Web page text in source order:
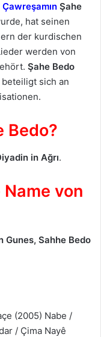
Çawreşamın Şahe
hat seinen
der kurdischen
werden von
Şahe Bedo
sich an
Bedo?
in Ağrı.
von
Gunes, Sahhe Bedo
(2005) Nabe /
/ Çima Nayê